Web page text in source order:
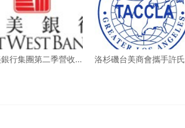
行集團第二季營收
洛杉磯台美商會攜手許氏